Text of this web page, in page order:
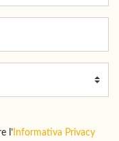
l’ Informativa Privacy